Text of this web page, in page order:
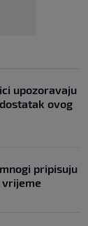
upozoravaju
ovog
pripisuju
vrijeme